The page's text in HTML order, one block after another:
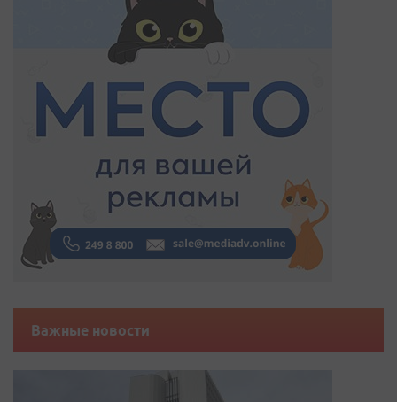
Важные новости